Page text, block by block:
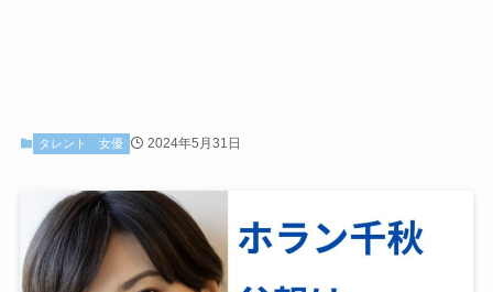
タレント 女優 2024年5月31日